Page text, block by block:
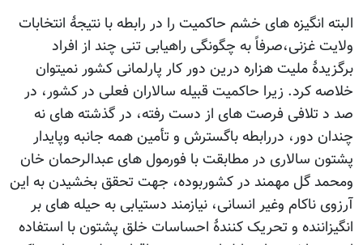
البته انگیزه های خشم حاکمیت را در رابطه با نتیجۀ انتخابات
ولایت غزنی،صرفاً به چگونگی راهیابی تنی چند از افراد
برگزیدۀ ملیت هزاره درین دور کار پارلمانی کشور نمیتوان
خلاصه کرد. زیرا حاکمیت قبیله سالاران فعلی در کشور، در
صد د تلافی فرصت های از دست رفته، در گذشته های نه
چندان دور، دررابطه باگسترش و تأمین همه جانبه وپایدار
پشتون سالاری در مطابقت با فورمول های عبدالرحمان خان
ومحمد گل مهمند در کشوربوده، جهت تحقق بخشیدن به این
آرزوی ناکام وغیر انسانی، نیازمند دستیابی به حیله های بر
انگیزاننده و تحریک کنندۀ احساسات خلق پشتون با استفاده